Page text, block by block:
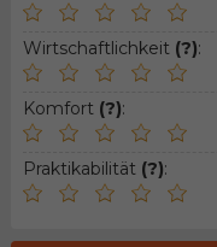
Wirtschaftlichkeit (?):
Komfort (?):
Praktikabilität (?):